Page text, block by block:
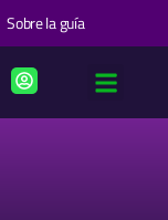
Sobre la guía